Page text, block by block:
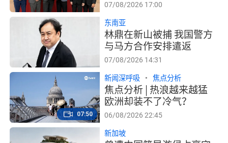
07/08/2026 17:00
林鼎在新山被捕 我国警方
与马方合作安排遣返
东南亚
07/08/2026 14:31
焦点分析 | 热浪越来越猛
欧洲却装不了冷气？
新闻深呼吸 焦点分析
06/08/2026 22:45
07:50
新加坡